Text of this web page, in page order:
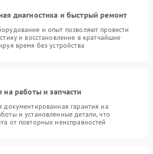
диагностика и быстрый ремонт
и опыт позволяют провести
и восстановление в кратчайшие
время без устройства
на работы и запчасти
документированная гарантия на
и установленные детали, что
от повторных неисправностей